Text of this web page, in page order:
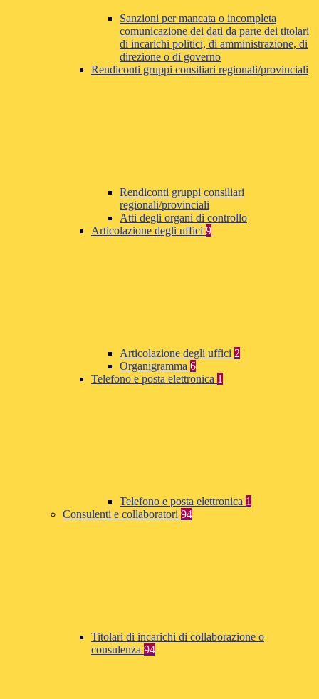
Sanzioni per mancata o incompleta
comunicazione dei dati da parte dei titolari
di incarichi politici, di amministrazione, di
direzione o di governo
Rendiconti gruppi consiliari regionali/provinciali
Rendiconti gruppi consiliari
regionali/provinciali
Atti degli organi di controllo
Articolazione degli uffici 9
Articolazione degli uffici 2
Organigramma 6
Telefono e posta elettronica 1
Telefono e posta elettronica 1
Consulenti e collaboratori 94
Titolari di incarichi di collaborazione o
consulenza 94